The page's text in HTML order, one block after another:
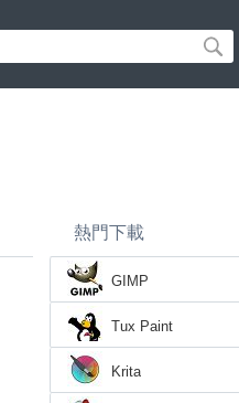
熱門下載
GIMP
Tux Paint
Krita